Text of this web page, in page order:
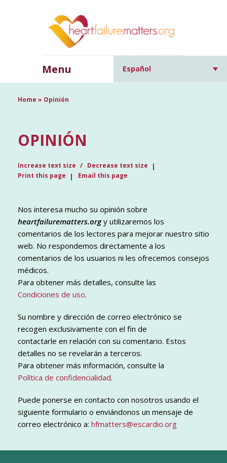
Menu Español
Home » Opinión
OPINIÓN
Increase text size
Decrease text size
Print this page
Email this page
Nos interesa mucho su opinión sobre
heartfailurematters.orgy utilizaremos los
comentarios de los lectores para mejorar nuestro sitio
web. No respondemos directamente a los
comentarios de los usuarios ni les ofrecemos consejos
médicos.
Para obtener más detalles, consulte las
Condiciones de uso.
Su nombre y dirección de correo electrónico se
recogen exclusivamente con el fin de
contactarle en relación con su comentario. Estos
detalles no se revelarán a terceros.
Para obtener más información, consulte la
Política de confidencialidad.
Puede ponerse en contacto con nosotros usando el
siguiente formulario o enviándonos un mensaje de
correo electrónico a: hfmatters@escardio.org